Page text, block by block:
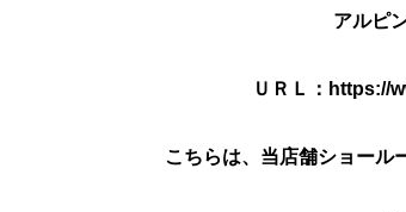
アルピ
ＵＲＬ：https://
こちらは、当店舗ショール